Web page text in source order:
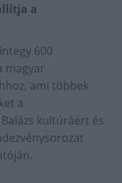
a
600
magyar
ami többek
a
kultúráért és